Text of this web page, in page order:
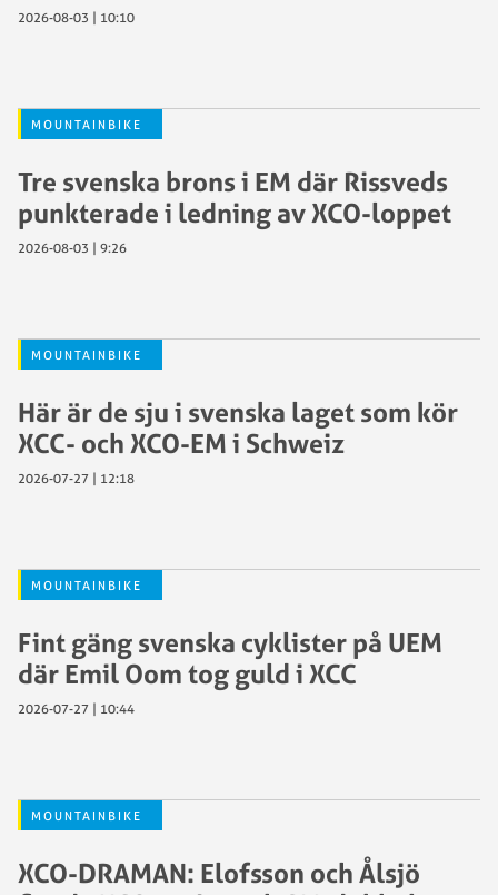
2026-08-03 | 10:10
MOUNTAINBIKE
Tre svenska brons i EM där Rissveds
punkterade i ledning av XCO-loppet
2026-08-03 | 9:26
MOUNTAINBIKE
Här är de sju i svenska laget som kör
XCC- och XCO-EM i Schweiz
2026-07-27 | 12:18
MOUNTAINBIKE
Fint gäng svenska cyklister på UEM
där Emil Oom tog guld i XCC
2026-07-27 | 10:44
MOUNTAINBIKE
XCO-DRAMAN: Elofsson och Ålsjö